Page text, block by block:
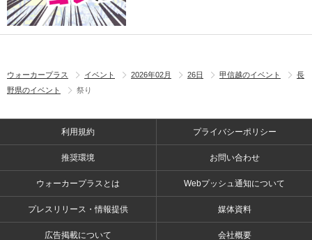
ウォーカープラス イベント 2026年02月 26日 甲信越のイベント
長
野県のイベント
祭り
利用規約 プライバシーポリシー
推奨環境 お問い合わせ
ウォーカープラスとは Webプッシュ通知について
プレスリリース・情報提供 媒体資料
広告掲載について 会社概要